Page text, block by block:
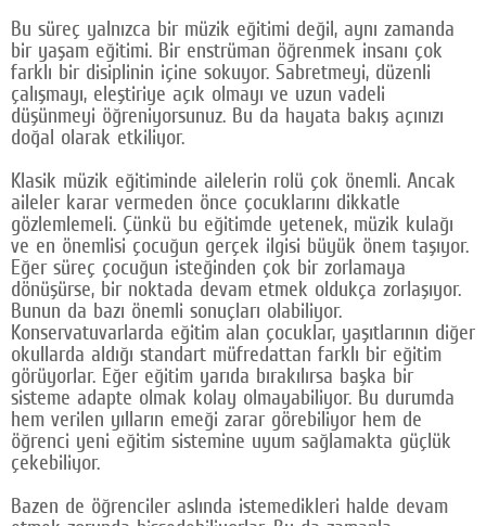
Bu süreç yalnızca bir müzik eğitimi değil, aynı zamanda
bir yaşam eğitimi. Bir enstrüman öğrenmek insanı çok
farklı bir disiplinin içine sokuyor. Sabretmeyi, düzenli
çalışmayı, eleştiriye açık olmayı ve uzun vadeli
düşünmeyi öğreniyorsunuz. Bu da hayata bakış açınızı
doğal olarak etkiliyor.
Klasik müzik eğitiminde ailelerin rolü çok önemli. Ancak
aileler karar vermeden önce çocuklarını dikkatle
gözlemlemeli. Çünkü bu eğitimde yetenek, müzik kulağı
ve en önemlisi çocuğun gerçek ilgisi büyük önem taşıyor.
Eğer süreç çocuğun isteğinden çok bir zorlamaya
dönüşürse, bir noktada devam etmek oldukça zorlaşıyor.
Bunun da bazı önemli sonuçları olabiliyor.
Konservatuvarlarda eğitim alan çocuklar, yaşıtlarının diğer
okullarda aldığı standart müfredattan farklı bir eğitim
görüyorlar. Eğer eğitim yarıda bırakılırsa başka bir
sisteme adapte olmak kolay olmayabiliyor. Bu durumda
hem verilen yılların emeği zarar görebiliyor hem de
öğrenci yeni eğitim sistemine uyum sağlamakta güçlük
çekebiliyor.
Bazen de öğrenciler aslında istemedikleri halde devam